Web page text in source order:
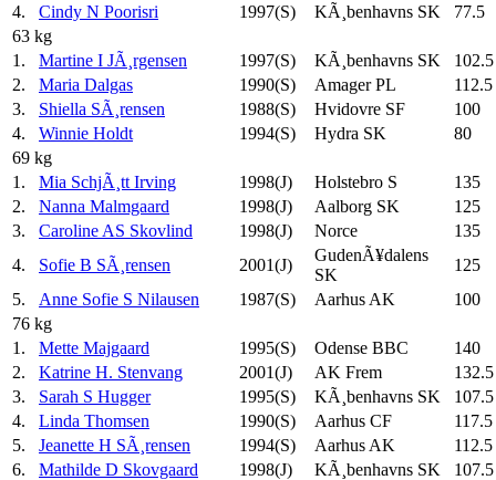
4.
Cindy N Poorisri 1997(S) KÃ¸benhavns SK
77.5
63 kg
1.
Martine I JÃ¸rgensen 1997(S) KÃ¸benhavns SK
102.5
2.
Maria Dalgas 1990(S) Amager PL
112.5
3.
Shiella SÃ¸rensen 1988(S) Hvidovre SF
100
4.
Winnie Holdt 1994(S) Hydra SK
80
69 kg
1.
Mia SchjÃ¸tt Irving 1998(J) Holstebro S
135
2.
Nanna Malmgaard 1998(J) Aalborg SK
125
3.
Caroline AS Skovlind 1998(J) Norce
135
4.
Sofie B SÃ¸rensen 2001(J)
GudenÃ¥dalens
SK
125
5.
Anne Sofie S Nilausen 1987(S) Aarhus AK
100
76 kg
1.
Mette Majgaard 1995(S) Odense BBC
140
2.
Katrine H. Stenvang 2001(J) AK Frem
132.5
3.
Sarah S Hugger 1995(S) KÃ¸benhavns SK
107.5
4.
Linda Thomsen 1990(S) Aarhus CF
117.5
5.
Jeanette H SÃ¸rensen 1994(S) Aarhus AK
112.5
6.
Mathilde D Skovgaard 1998(J) KÃ¸benhavns SK
107.5